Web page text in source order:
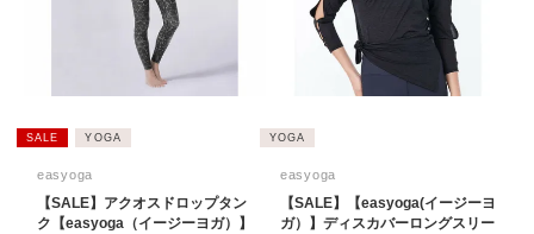
SALE YOGA
easyoga
【SALE】アクオスドロップタン
ク【easyoga（イージーヨガ）】
YOGA
easyoga
【SALE】【easyoga(イージーヨ
ガ）】ディスカバーロングスリー